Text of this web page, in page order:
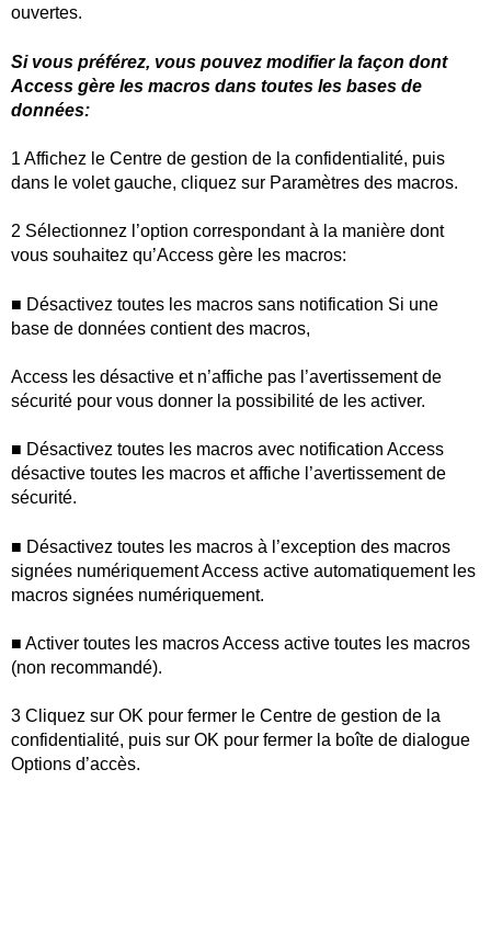
ouvertes.
Si vous préférez, vous pouvez modifier la façon dont
Access gère les macros dans toutes les bases de
données:
1 Affichez le Centre de gestion de la confidentialité, puis
dans le volet gauche, cliquez sur Paramètres des macros.
2 Sélectionnez l’option correspondant à la manière dont
vous souhaitez qu’Access gère les macros:
■ Désactivez toutes les macros sans notification Si une
base de données contient des macros,
Access les désactive et n’affiche pas l’avertissement de
sécurité pour vous donner la possibilité de les activer.
■ Désactivez toutes les macros avec notification Access
désactive toutes les macros et affiche l’avertissement de
sécurité.
■ Désactivez toutes les macros à l’exception des macros
signées numériquement Access active automatiquement les
macros signées numériquement.
■ Activer toutes les macros Access active toutes les macros
(non recommandé).
3 Cliquez sur OK pour fermer le Centre de gestion de la
confidentialité, puis sur OK pour fermer la boîte de dialogue
Options d’accès.